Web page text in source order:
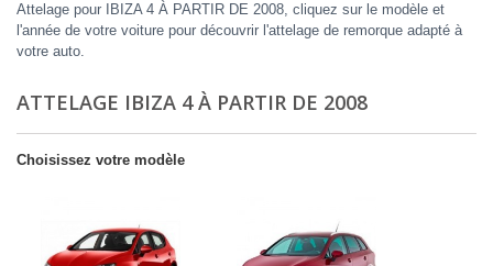
Attelage pour IBIZA 4 À PARTIR DE 2008, cliquez sur le modèle et
l'année de votre voiture pour découvrir l'attelage de remorque adapté à
votre auto.
ATTELAGE IBIZA 4 À PARTIR DE 2008
Choisissez votre modèle